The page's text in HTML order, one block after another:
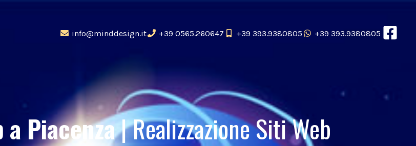
info@minddesign.it +39 0565.260647 +39 393.9380805 +39 393.9380805
a Piacenza| Realizzazione Siti Web